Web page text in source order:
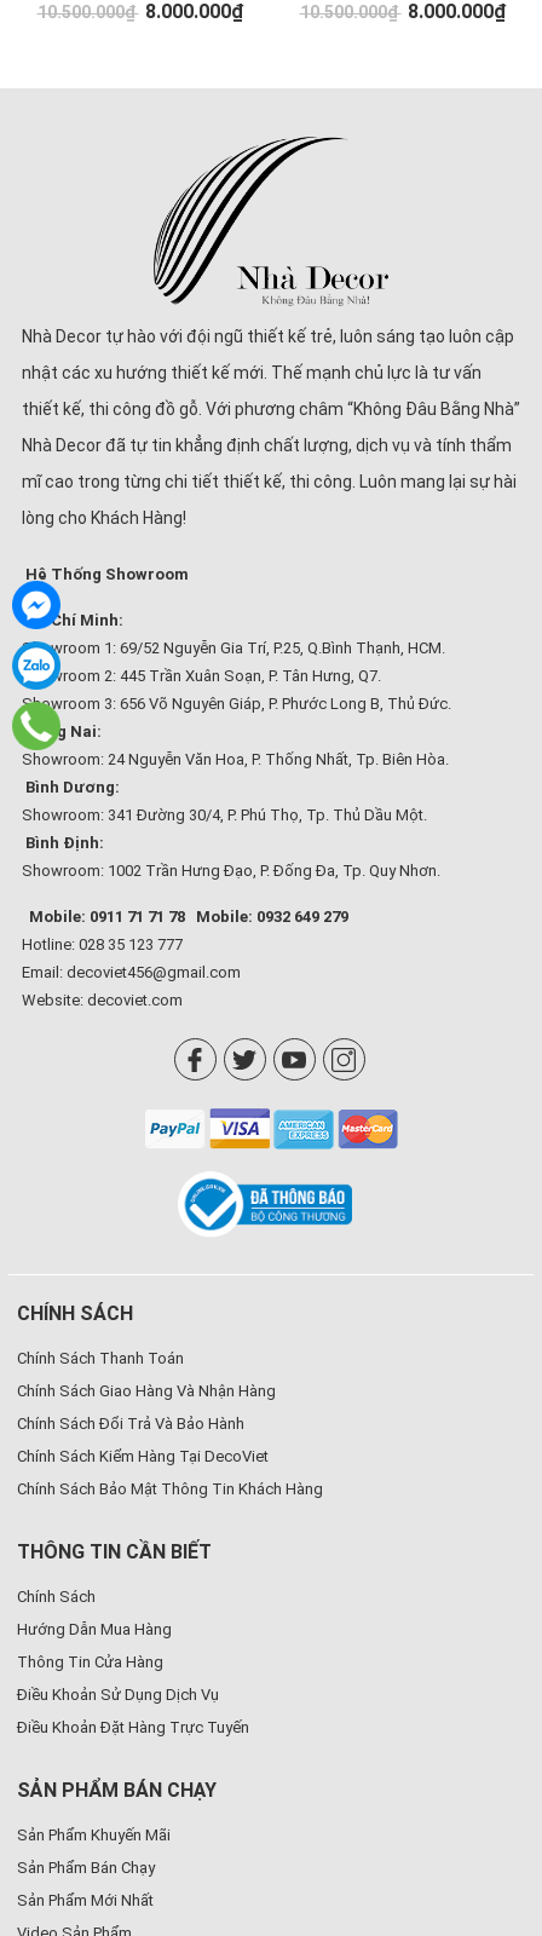
10.500.000₫ 8.000.000₫
10.500.000₫ 8.000.000₫
Nhà Decor tự hào với đội ngũ thiết kế trẻ, luôn sáng tạo luôn cập
nhật các xu hướng thiết kế mới. Thế mạnh chủ lực là tư vấn
thiết kế, thi công đồ gỗ. Với phương châm “Không Đâu Bằng Nhà”
Nhà Decor đã tự tin khẳng định chất lượng, dịch vụ và tính thẩm
mĩ cao trong từng chi tiết thiết kế, thi công. Luôn mang lại sự hài
lòng cho Khách Hàng!
Hệ Thống Showroom
Hồ Chí Minh:
Showroom 1: 69/52 Nguyễn Gia Trí, P.25, Q.Bình Thạnh, HCM.
Showroom 2: 445 Trần Xuân Soạn, P. Tân Hưng, Q7.
Showroom 3: 656 Võ Nguyên Giáp, P. Phước Long B, Thủ Đức.
Đồng Nai:
Showroom: 24 Nguyễn Văn Hoa, P. Thống Nhất, Tp. Biên Hòa.
Bình Dương:
Showroom: 341 Đường 30/4, P. Phú Thọ, Tp. Thủ Dầu Một.
Bình Định:
Showroom: 1002 Trần Hưng Đạo, P. Đống Đa, Tp. Quy Nhơn.
Mobile: 0911 71 71 78
Mobile: 0932 649 279
Hotline: 028 35 123 777
Email: decoviet456@gmail.com
Website: decoviet.com
CHÍNH SÁCH
Chính Sách Thanh Toán
Chính Sách Giao Hàng Và Nhận Hàng
Chính Sách Đổi Trả Và Bảo Hành
Chính Sách Kiểm Hàng Tại DecoViet
Chính Sách Bảo Mật Thông Tin Khách Hàng
THÔNG TIN CẦN BIẾT
Chính Sách
Hướng Dẫn Mua Hàng
Thông Tin Cửa Hàng
Điều Khoản Sử Dụng Dịch Vụ
Điều Khoản Đặt Hàng Trực Tuyến
SẢN PHẨM BÁN CHẠY
Sản Phẩm Khuyến Mãi
Sản Phẩm Bán Chạy
Sản Phẩm Mới Nhất